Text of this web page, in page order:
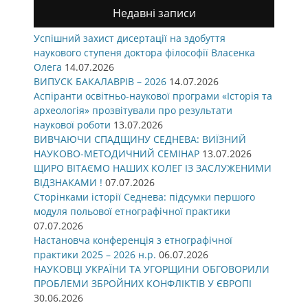
Недавні записи
Успішний захист дисертації на здобуття
наукового ступеня доктора філософії Власенка
Олега 14.07.2026
ВИПУСК БАКАЛАВРІВ – 2026 14.07.2026
Аспіранти освітньо-наукової програми «Історія та
археологія» прозвітували про результати
наукової роботи 13.07.2026
ВИВЧАЮЧИ СПАДЩИНУ СЕДНЕВА: ВИЇЗНИЙ
НАУКОВО-МЕТОДИЧНИЙ СЕМІНАР 13.07.2026
ЩИРО ВІТАЄМО НАШИХ КОЛЕГ ІЗ ЗАСЛУЖЕНИМИ
ВІДЗНАКАМИ ! 07.07.2026
Сторінками історії Седнева: підсумки першого
модуля польової етнографічної практики
07.07.2026
Настановча конференція з етнографічної
практики 2025 – 2026 н.р. 06.07.2026
НАУКОВЦІ УКРАЇНИ ТА УГОРЩИНИ ОБГОВОРИЛИ
ПРОБЛЕМИ ЗБРОЙНИХ КОНФЛІКТІВ У ЄВРОПІ
30.06.2026